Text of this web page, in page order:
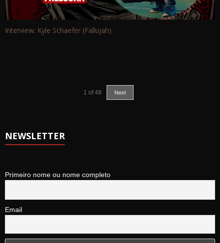
Interview: Kyle Schaefer (Fallujah)
1 of 48 Next
NEWSLETTER
Primeiro nome ou nome completo
Email